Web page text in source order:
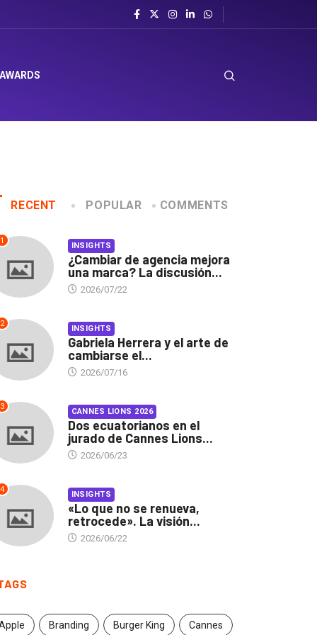
RECENT POPULAR COMMENTS
1 INSIGHTS
¿Cambiar de agencia mejora
una marca? La discusión...
2026/07/22
2 INSIGHTS
Gabriela Herrera y el arte de
cambiarse el...
2026/07/16
3 CANNES LIONS 2026
Dos ecuatorianos en el
jurado de Cannes Lions...
2026/06/23
4 INSIGHTS
«Lo que no se renueva,
retrocede». La visión...
2026/06/22
Branding Burger King Cannes